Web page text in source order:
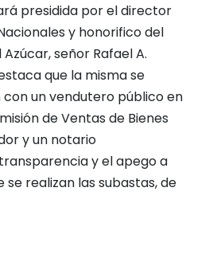
presidida por el director
y honorifico del
señor Rafael A.
que la misma se
un vendutero público en
de Ventas de Bienes
y un notario
y el apego a
se realizan las subastas, de